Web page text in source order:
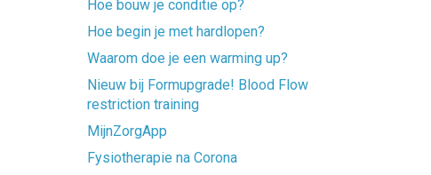
Hoe bouw je conditie op?
Hoe begin je met hardlopen?
Waarom doe je een warming up?
Nieuw bij Formupgrade! Blood Flow
restriction training
MijnZorgApp
Fysiotherapie na Corona